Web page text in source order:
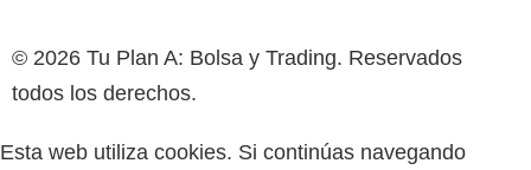
© 2026 Tu Plan A: Bolsa y Trading. Reservados
todos los derechos.
Esta web utiliza cookies. Si continúas navegando